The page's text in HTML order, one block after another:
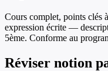
Cours complet, points clés
expression écrite —
5ème. Conforme au
Réviser notion